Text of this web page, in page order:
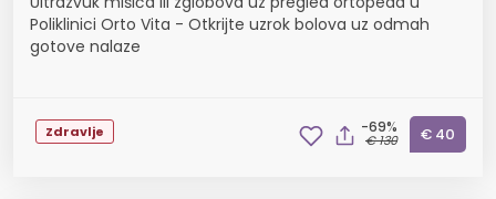
Poliklinici Orto Vita - Otkrijte uzrok bolova uz odmah
gotove nalaze
Zdravlje -69%
€ 130 € 40